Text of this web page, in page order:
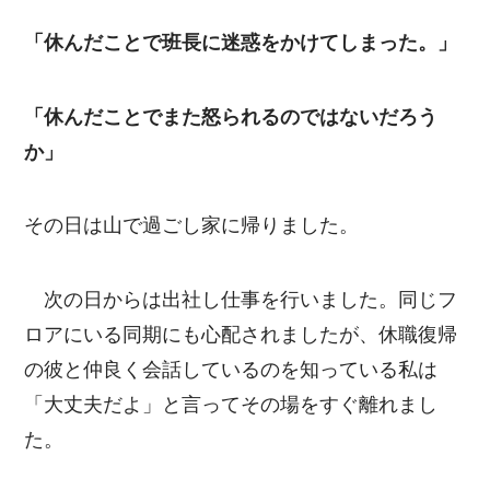
「休んだことで班長に迷惑をかけてしまった。」
「休んだことでまた怒られるのではないだろう
か」
その日は山で過ごし家に帰りました。
次の日からは出社し仕事を行いました。同じフ
ロアにいる同期にも心配されましたが、休職復帰
の彼と仲良く会話しているのを知っている私は
「大丈夫だよ」と言ってその場をすぐ離れまし
た。